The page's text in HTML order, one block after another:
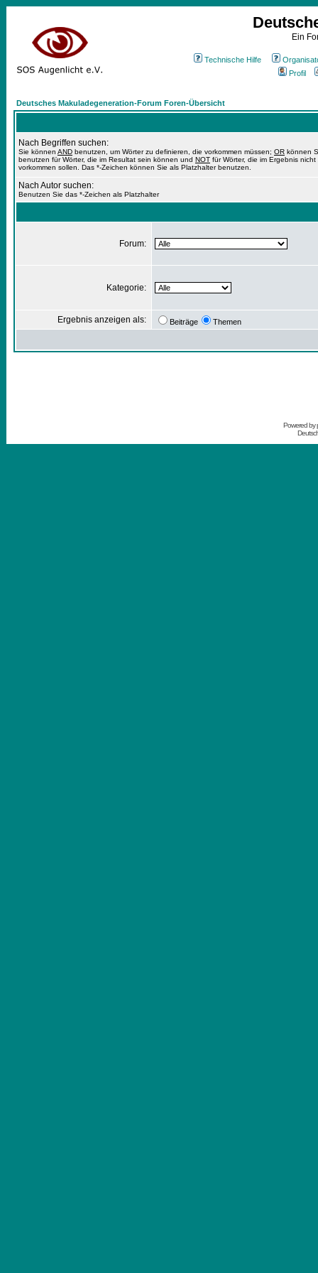
Ein
Technische Hilfe
Profil
Deutsches Makuladegeneration-Forum Foren-Übersicht
Nach Begriffen suchen:
Sie können AND benutzen, um Wörter zu definieren, die vorkommen müssen; OR können
benutzen für Wörter, die im Resultat sein können und NOT für Wörter, die im Ergebnis nicht
vorkommen sollen. Das *-Zeichen können Sie als Platzhalter benutzen.
Nach Autor suchen:
Benutzen Sie das *-Zeichen als Platzhalter
Forum:
Kategorie:
Ergebnis anzeigen als: Beiträge Themen
Powered by